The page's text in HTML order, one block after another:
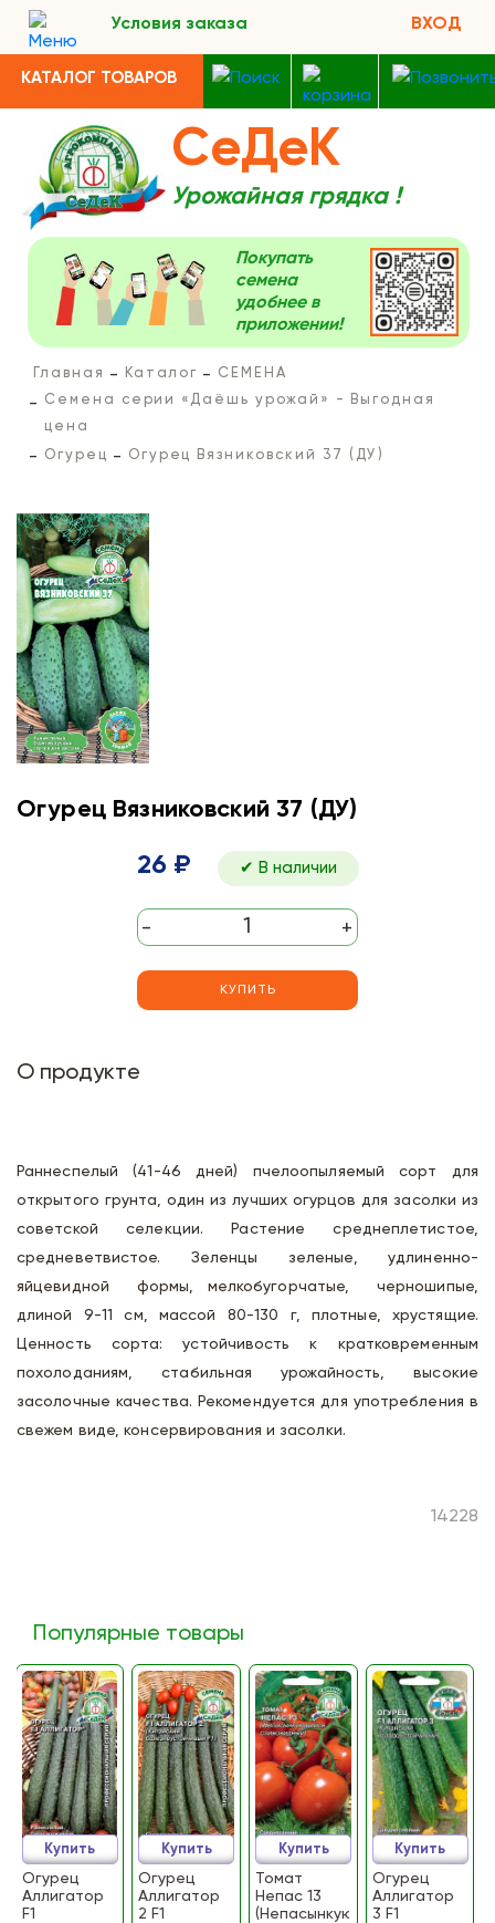
Условия заказа ВХОД
КАТАЛОГ ТОВАРОВ
СеДеК
Урожайная грядка !
Покупать
семена
удобнее в
приложении!
Главная Каталог
СЕМЕНА
Семена серии «Даёшь урожай» - Выгодная
цена
Огурец
Огурец Вязниковский 37 (ДУ)
Огурец Вязниковский 37 (ДУ)
26 ₽ ✔ В наличии
- +
КУПИТЬ
О продукте
Раннеспелый (41-46 дней) пчелоопыляемый сорт для
открытого грунта, один из лучших огурцов для засолки из
советской селекции. Растение среднеплетистое,
средневетвистое. Зеленцы зеленые, удлиненно-
яйцевидной формы, мелкобугорчатые, черношипые,
длиной 9-11 см, массой 80-130 г, плотные, хрустящие.
Ценность сорта: устойчивость к кратковременным
похолоданиям, стабильная урожайность, высокие
засолочные качества. Рекомендуется для употребления в
свежем виде, консервирования и засолки.
14228
Популярные товары
Огурец
Аллигатор
F1
Купить
Огурец
Аллигатор
2 F1
Купить
Томат
Непас 13
(Непасынкующийся
Купить
Огурец
Аллигатор
3 F1
Купить